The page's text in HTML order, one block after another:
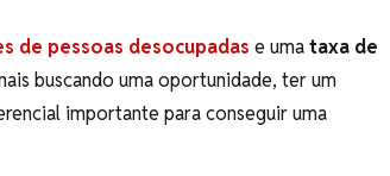
de pessoas desocupadas e umataxa de
buscando uma oportunidade, ter um
importante para conseguir uma